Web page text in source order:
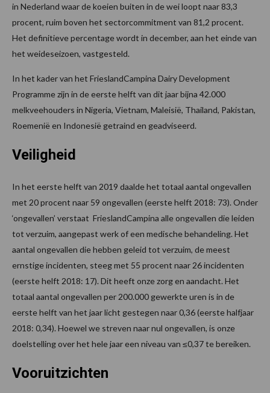
in Nederland waar de koeien buiten in de wei loopt naar 83,3
procent, ruim boven het sectorcommitment van 81,2 procent.
Het definitieve percentage wordt in december, aan het einde van
het weideseizoen, vastgesteld.
In het kader van het FrieslandCampina Dairy Development
Programme zijn in de eerste helft van dit jaar bijna 42.000
melkveehouders in Nigeria, Vietnam, Maleisië, Thailand, Pakistan,
Roemenië en Indonesië getraind en geadviseerd.
Veiligheid
In het eerste helft van 2019 daalde het totaal aantal ongevallen
met 20 procent naar 59 ongevallen (eerste helft 2018: 73). Onder
‘ongevallen’ verstaat FrieslandCampina alle ongevallen die leiden
tot verzuim, aangepast werk of een medische behandeling. Het
aantal ongevallen die hebben geleid tot verzuim, de meest
ernstige incidenten, steeg met 55 procent naar 26 incidenten
(eerste helft 2018: 17). Dit heeft onze zorg en aandacht. Het
totaal aantal ongevallen per 200.000 gewerkte uren is in de
eerste helft van het jaar licht gestegen naar 0,36 (eerste halfjaar
2018: 0,34). Hoewel we streven naar nul ongevallen, is onze
doelstelling over het hele jaar een niveau van ≤0,37 te bereiken.
Vooruitzichten